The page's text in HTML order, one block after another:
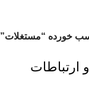
خورده “مستغلات”
ارتباطات